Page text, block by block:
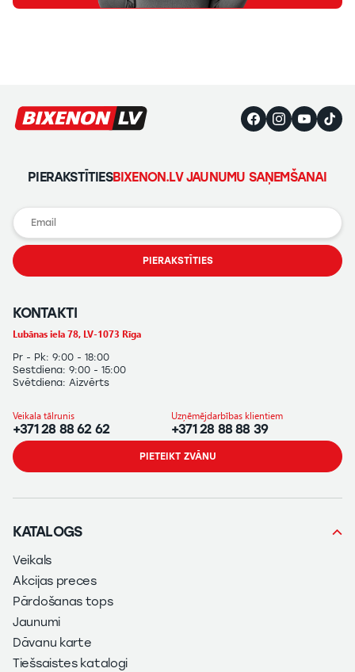
PIERAKSTĪTIESBIXENON.LV JAUNUMU SAŅEMŠANAI
PIERAKSTĪTIES
KONTAKTI
Lubānas iela 78, LV-1073 Rīga
Pr - Pk: 9:00 - 18:00
Sestdiena: 9:00 - 15:00
Svētdiena: Aizvērts
Veikala tālrunis
+371 28 88 62 62
Uzņēmējdarbības klientiem
+371 28 88 88 39
PIETEIKT ZVĀNU
KATALOGS
Veikals
Akcijas preces
Pārdošanas tops
Jaunumi
Dāvanu karte
Tiešsaistes katalogi